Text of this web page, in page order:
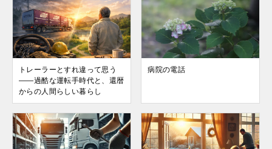
トレーラーとすれ違って思う
——過酷な運転手時代と、還暦
からの人間らしい暮らし
病院の電話